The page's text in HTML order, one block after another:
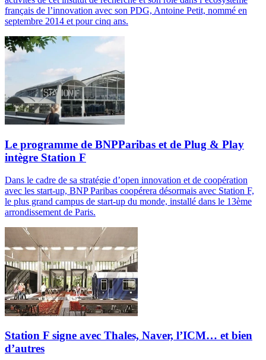
français de l’innovation avec son PDG, Antoine Petit, nommé en
septembre 2014 et pour cinq ans.
Le programme de BNPParibas et de Plug & Play
intègre Station F
Dans le cadre de sa stratégie d’open innovation et de coopération
avec les start-up, BNP Paribas coopérera désormais avec Station F,
le plus grand campus de start-up du monde, installé dans le 13ème
arrondissement de Paris.
Station F signe avec Thales, Naver, l’ICM… et bien
d’autres